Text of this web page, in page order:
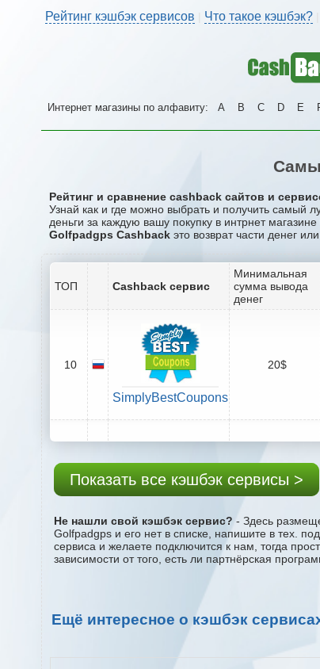
Рейтинг кэшбэк сервисов Что такое кэшбэк?
Интернет магазины по алфавиту: A B C D E
Рейтинг и сравнение cashback сайтов и
Узнай как и где можно выбрать и получить самый
деньги за каждую вашу покупку в интрнет магазине
Golfpadgps Cashback это возврат части денег
ТОП Cashback сервис
Минимальная
сумма вывода
денег
10
SimplyBestCoupons
20$
Показать все кэшбэк сервисы >
Не нашли свой кэшбэк сервис? - Здесь
Golfpadgps и его нет в списке, напишите в тех.
сервиса и желаете подключится к нам, тогда
зависимости от того, есть ли партнёрская
Ещё интересное о кэшбэк